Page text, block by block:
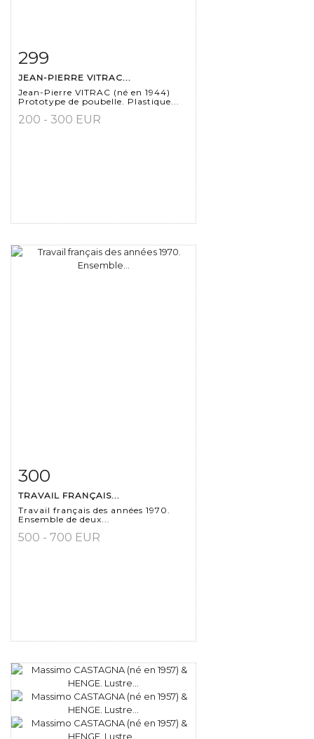
Item detail
299
JEAN-PIERRE VITRAC...
Jean-Pierre VITRAC (né en 1944)
Prototype de poubelle. Plastique...
200 - 300 EUR
Item detail
300
TRAVAIL FRANÇAIS...
Travail français des années 1970.
Ensemble de deux...
500 - 700 EUR